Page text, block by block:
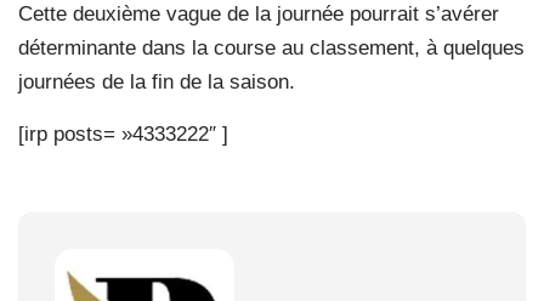
Cette deuxième vague de la journée pourrait s’avérer
déterminante dans la course au classement, à quelques
journées de la fin de la saison.
[irp posts= »4333222″ ]